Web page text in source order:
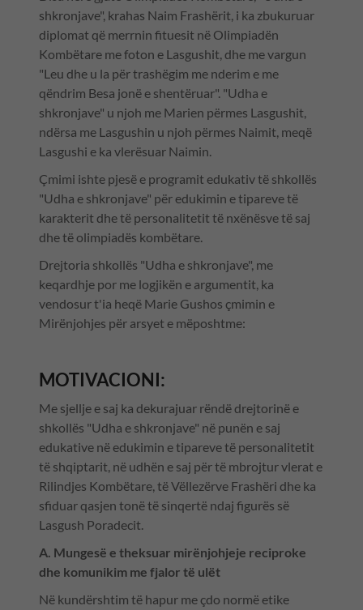
shkronjave", krahas Naim Frashërit, i ka zbukuruar
diplomat që merrnin fituesit në Olimpiadën
Kombëtare me foton e Lasgushit, dhe me vargun
"Leu dhe u la për trashëgim me nderim e me
qëndrim Besa jonë e shentëruar". "Udha e
shkronjave" u njoh me Marien përmes Lasgushit,
ndërsa me Lasgushin u njoh përmes Naimit, meqë
Lasgushi e ka vlerësuar Naimin.
Çmimi ishte pjesë e programit edukativ të shkollës
"Udha e shkronjave" për edukimin e tipareve të
karakterit dhe të personalitetit të nxënësve të saj
dhe të olimpiadës kombëtare.
Drejtoria shkollës "Udha e shkronjave", me
keqardhje por me logjikën e argumentit, ka
vendosur t'ia heqë Marie Gushos çmimin e
Mirënjohjes për arsyet e mëposhtme:
MOTIVACIONI:
Me sjellje e saj ka dekurajuar rëndë drejtorinë e
shkollës "Udha e shkronjave" në punën e saj
edukative në edukimin e tipareve të personalitetit
të shqiptarit, në udhën e saj për të mbrojtur vlerat e
Rilindjes Kombëtare, të Vëllezërve Frashëri dhe ka
sfiduar qasjen tonë të sinqertë ndaj figurës së
Lasgush Poradecit.
A. Mungesë e theksuar mirënjohjeje reciproke
dhe komunikim me fjalor të ulët
Në kundërshtim të hapur me çdo normë etike